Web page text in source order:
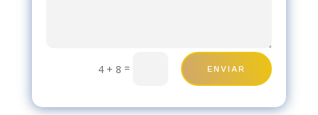
4 + 8 = ENVIAR